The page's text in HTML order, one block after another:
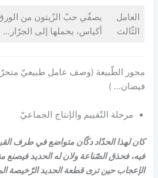
العامل
الثّالث
يصفّي حبّ الزّيتون من الورق
أكياس، يحملها إلى الجرّار…
محور الطّبيعة (وصف عامل طبيعيّ
فيضان… )
مرحلة التّقييم والإنتاج الجماعيّ
كان لهذا الحدّاد دكّان متواضع في طرف
فيه، فحذق الصّناعة ولان له الحديد فيصنع
الإعجاب حين ترى قطعة الحديد الرّخيصة